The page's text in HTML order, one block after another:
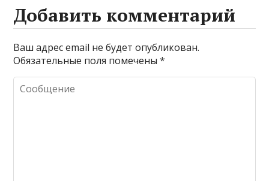
Добавить комментарий
Ваш адрес email не будет опубликован.
Обязательные поля помечены*